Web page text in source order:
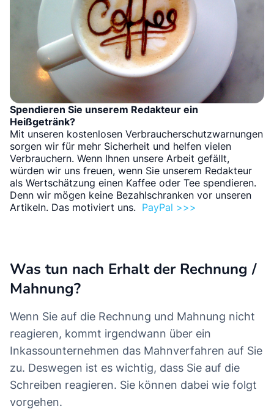
Spendieren Sie unserem Redakteur ein
Heißgetränk?
Mit unseren kostenlosen Verbraucherschutzwarnungen
sorgen wir für mehr Sicherheit und helfen vielen
Verbrauchern. Wenn Ihnen unsere Arbeit gefällt,
würden wir uns freuen, wenn Sie unserem Redakteur
als Wertschätzung einen Kaffee oder Tee spendieren.
Denn wir mögen keine Bezahlschranken vor unseren
Artikeln. Das motiviert uns. PayPal >>>
Was tun nach Erhalt der Rechnung /
Mahnung?
Wenn Sie auf die Rechnung und Mahnung nicht
reagieren, kommt irgendwann über ein
Inkassounternehmen das Mahnverfahren auf Sie
zu. Deswegen ist es wichtig, dass Sie auf die
Schreiben reagieren. Sie können dabei wie folgt
vorgehen.